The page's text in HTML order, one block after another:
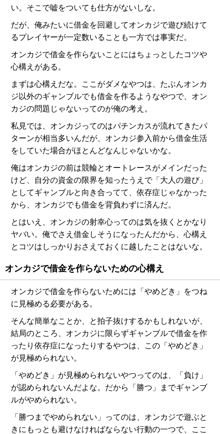
い。そこで嘘をついても仕方がないしな。
だが、俺みたいに借金を回避してオンカジで遊び続けて
るプレイヤーが一定数いることも一方では事実だ。
オンカジで借金を作らないことにはちょっとしたコツや
心構えがある。
まずは心構えだな。ここがダメなやつは、たぶんオンカ
ジ以外のギャンブルでも借金を作るようなやつで、オン
カジの問題じゃないってのが俺の考え。
私見では、オンカジってのはパチンカスが流れてきたパ
ターンが相当多いんだが、オンカジ参入前から借金生活
をしていた場合がほとんどなんじゃないかな。
俺はオンカジの前は競輪とオートレースがメインだった
けど、自分の資金の限界を知ったうえで「大人の遊び」
としてギャンブルと向き合ってて、依存症じゃなかった
から、オンカジでも借金を背負わずに済んだ。
とはいえ、オンカジの射幸心ってのは気を抜くとかなり
ヤバい。俺でさえ借金しそうになったんだから、心構え
とコツはしっかりおさえておくに越したことはないな。
オンカジで借金を作らないための心構え
オンカジで借金を作らないためには「やめどき」をつね
に見極める必要がある。
そんな簡単なことか、と拍子抜けするかもしれないが、
結局のところ、オンカジに限らずギャンブルで借金を作
ったり依存症になったりするやつは、この「やめどき」
が見極められない。
「やめどき」が見極められないやつってのは、「負け」
が認められないんだよな。だから「勝つ」までギャンブ
ルがやめられない。
「勝つまでやめられない」ってのは、オンカジで遊ぶと
きにもっとも避けなければならない行動の一つで、ここ